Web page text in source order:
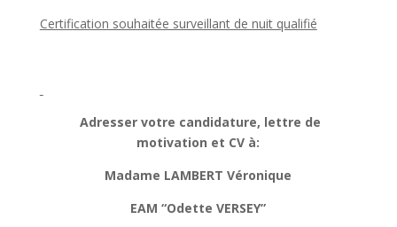
Certification souhaitée surveillant de nuit qualifié
Adresser votre candidature, lettre de
motivation et CV à:
Madame LAMBERT Véronique
EAM “Odette VERSEY”